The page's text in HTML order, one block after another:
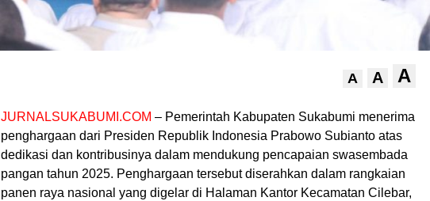
A A A
JURNALSUKABUMI.COM – Pemerintah Kabupaten Sukabumi menerima
penghargaan dari Presiden Republik Indonesia Prabowo Subianto atas
dedikasi dan kontribusinya dalam mendukung pencapaian swasembada
pangan tahun 2025. Penghargaan tersebut diserahkan dalam rangkaian
panen raya nasional yang digelar di Halaman Kantor Kecamatan Cilebar,